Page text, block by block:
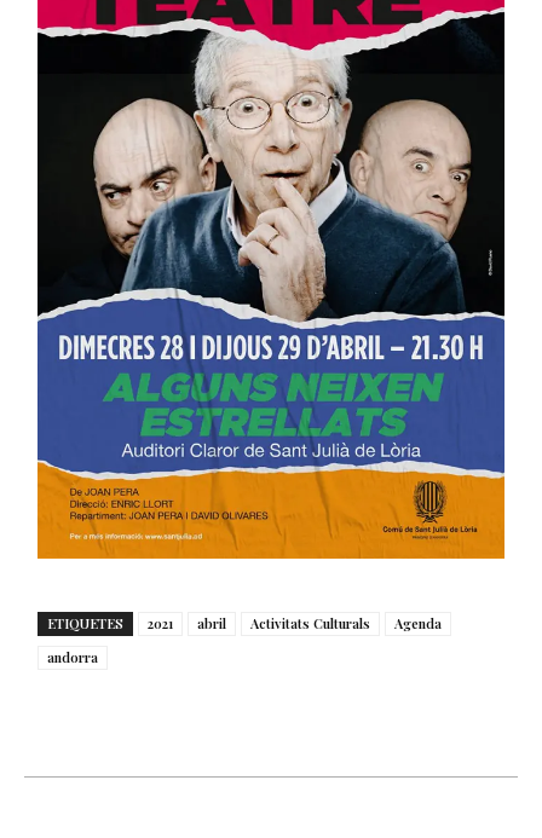
ETIQUETES 2021 abril Activitats Culturals
Agenda
andorra